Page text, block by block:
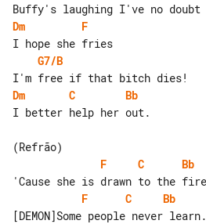
Dm
F
G7/B
Dm
C
Bb
I better help her out.
F
C
Bb
F
C
Bb
[DEMON]Some people never learn.